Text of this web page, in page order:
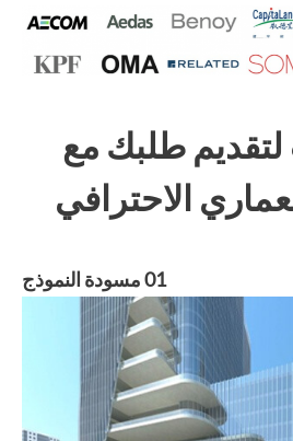
طلبك مع
الاحترافي
01 مسودة النموذج